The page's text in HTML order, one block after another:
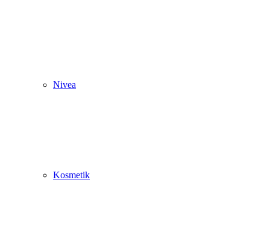
Nivea
Kosmetik